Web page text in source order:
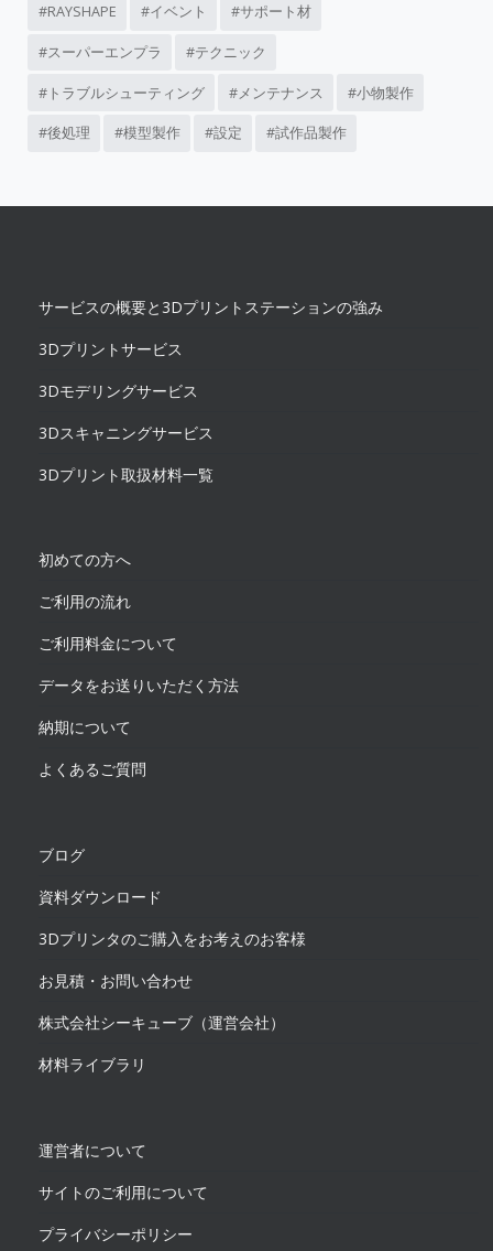
RAYSHAPE イベント サポート材
スーパーエンプラ テクニック
トラブルシューティング メンテナンス 小物製作
後処理 模型製作 設定 試作品製作
サービスの概要と3Dプリントステーションの強み
3Dプリントサービス
3Dモデリングサービス
3Dスキャニングサービス
3Dプリント取扱材料一覧
初めての方へ
ご利用の流れ
ご利用料金について
データをお送りいただく方法
納期について
よくあるご質問
ブログ
資料ダウンロード
3Dプリンタのご購入をお考えのお客様
お見積・お問い合わせ
株式会社シーキューブ（運営会社）
材料ライブラリ
運営者について
サイトのご利用について
プライバシーポリシー